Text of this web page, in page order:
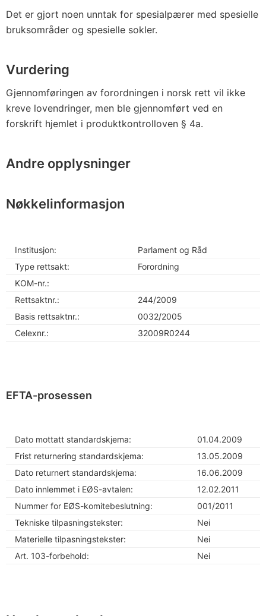
Det er gjort noen unntak for spesialpærer med spesielle
bruksområder og spesielle sokler.
Vurdering
Gjennomføringen av forordningen i norsk rett vil ikke
kreve lovendringer, men ble gjennomført ved en
forskrift hjemlet i produktkontrolloven § 4a.
Andre opplysninger
Nøkkelinformasjon
Institusjon:
Parlament og Råd
Type rettsakt:
Forordning
KOM-nr.:
Rettsaktnr.:
244/2009
Basis rettsaktnr.:
0032/2005
Celexnr.:
32009R0244
EFTA-prosessen
Dato mottatt standardskjema:
01.04.2009
Frist returnering standardskjema:
13.05.2009
Dato returnert standardskjema:
16.06.2009
Dato innlemmet i EØS-avtalen:
12.02.2011
Nummer for EØS-komitebeslutning:
001/2011
Tekniske tilpasningstekster:
Nei
Materielle tilpasningstekster:
Nei
Art. 103-forbehold:
Nei